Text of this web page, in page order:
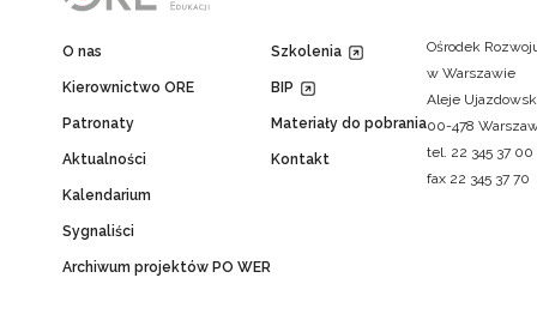
O nas
Kierownictwo ORE
Patronaty
Aktualności
Kalendarium
Sygnaliści
Archiwum projektów PO WER
Szkolenia
BIP
Materiały do pobrania
Kontakt
Ośrodek
w Warszawie
Aleje
00-478
tel. 22 345 37 00
fax 22 345 37 70